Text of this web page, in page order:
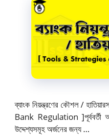
ব্যাংক নিয়ন্ত্রণের কৌশল /
Bank Regulation ]পূর্ববর্তী
উদ্দেশ্যসমূহ অর্জনের জন্য …